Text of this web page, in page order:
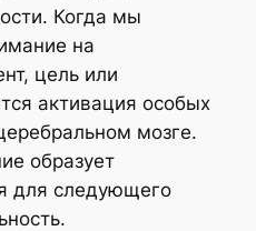
Когда мы
на
цель или
активация особых
мозге.
образует
для следующего